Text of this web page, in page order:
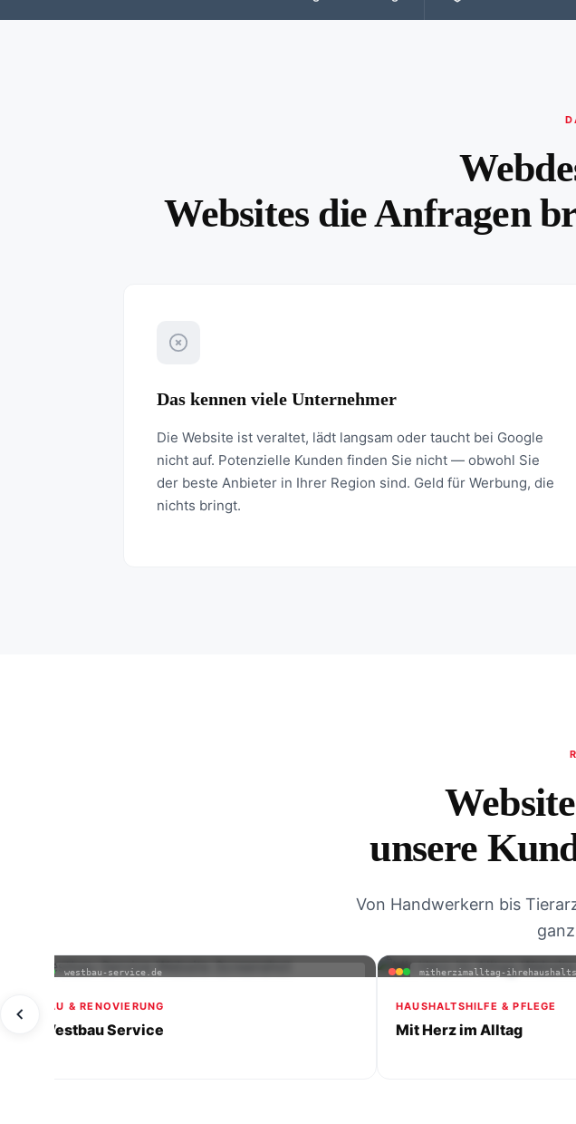
Websites die Anfragen
Das kennen viele Unternehmer
Die Website ist veraltet, lädt langsam oder taucht bei Google
nicht auf. Potenzielle Kunden finden Sie nicht — obwohl Sie
der beste Anbieter in Ihrer Region sind. Geld für Werbung, die
nichts bringt.
unsere
Von Handwerkern bis
westbau-service.de
BAU & RENOVIERUNG
Westbau Service
mitherzimalltag-
HAUSHALTSHILFE & PFLEGE
Mit Herz im Alltag